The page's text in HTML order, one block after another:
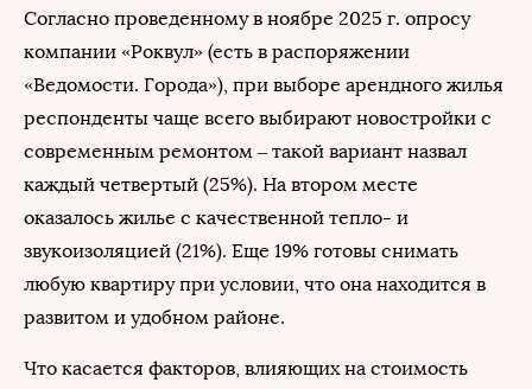
Согласно проведенному в ноябре 2025 г. опросу
компании «Роквул» (есть в распоряжении
«Ведомости. Города»), при выборе арендного жилья
респонденты чаще всего выбирают новостройки с
современным ремонтом – такой вариант назвал
каждый четвертый (25%). На втором месте
оказалось жилье с качественной тепло- и
звукоизоляцией (21%). Еще 19% готовы снимать
любую квартиру при условии, что она находится в
развитом и удобном районе.
Что касается факторов, влияющих на стоимость